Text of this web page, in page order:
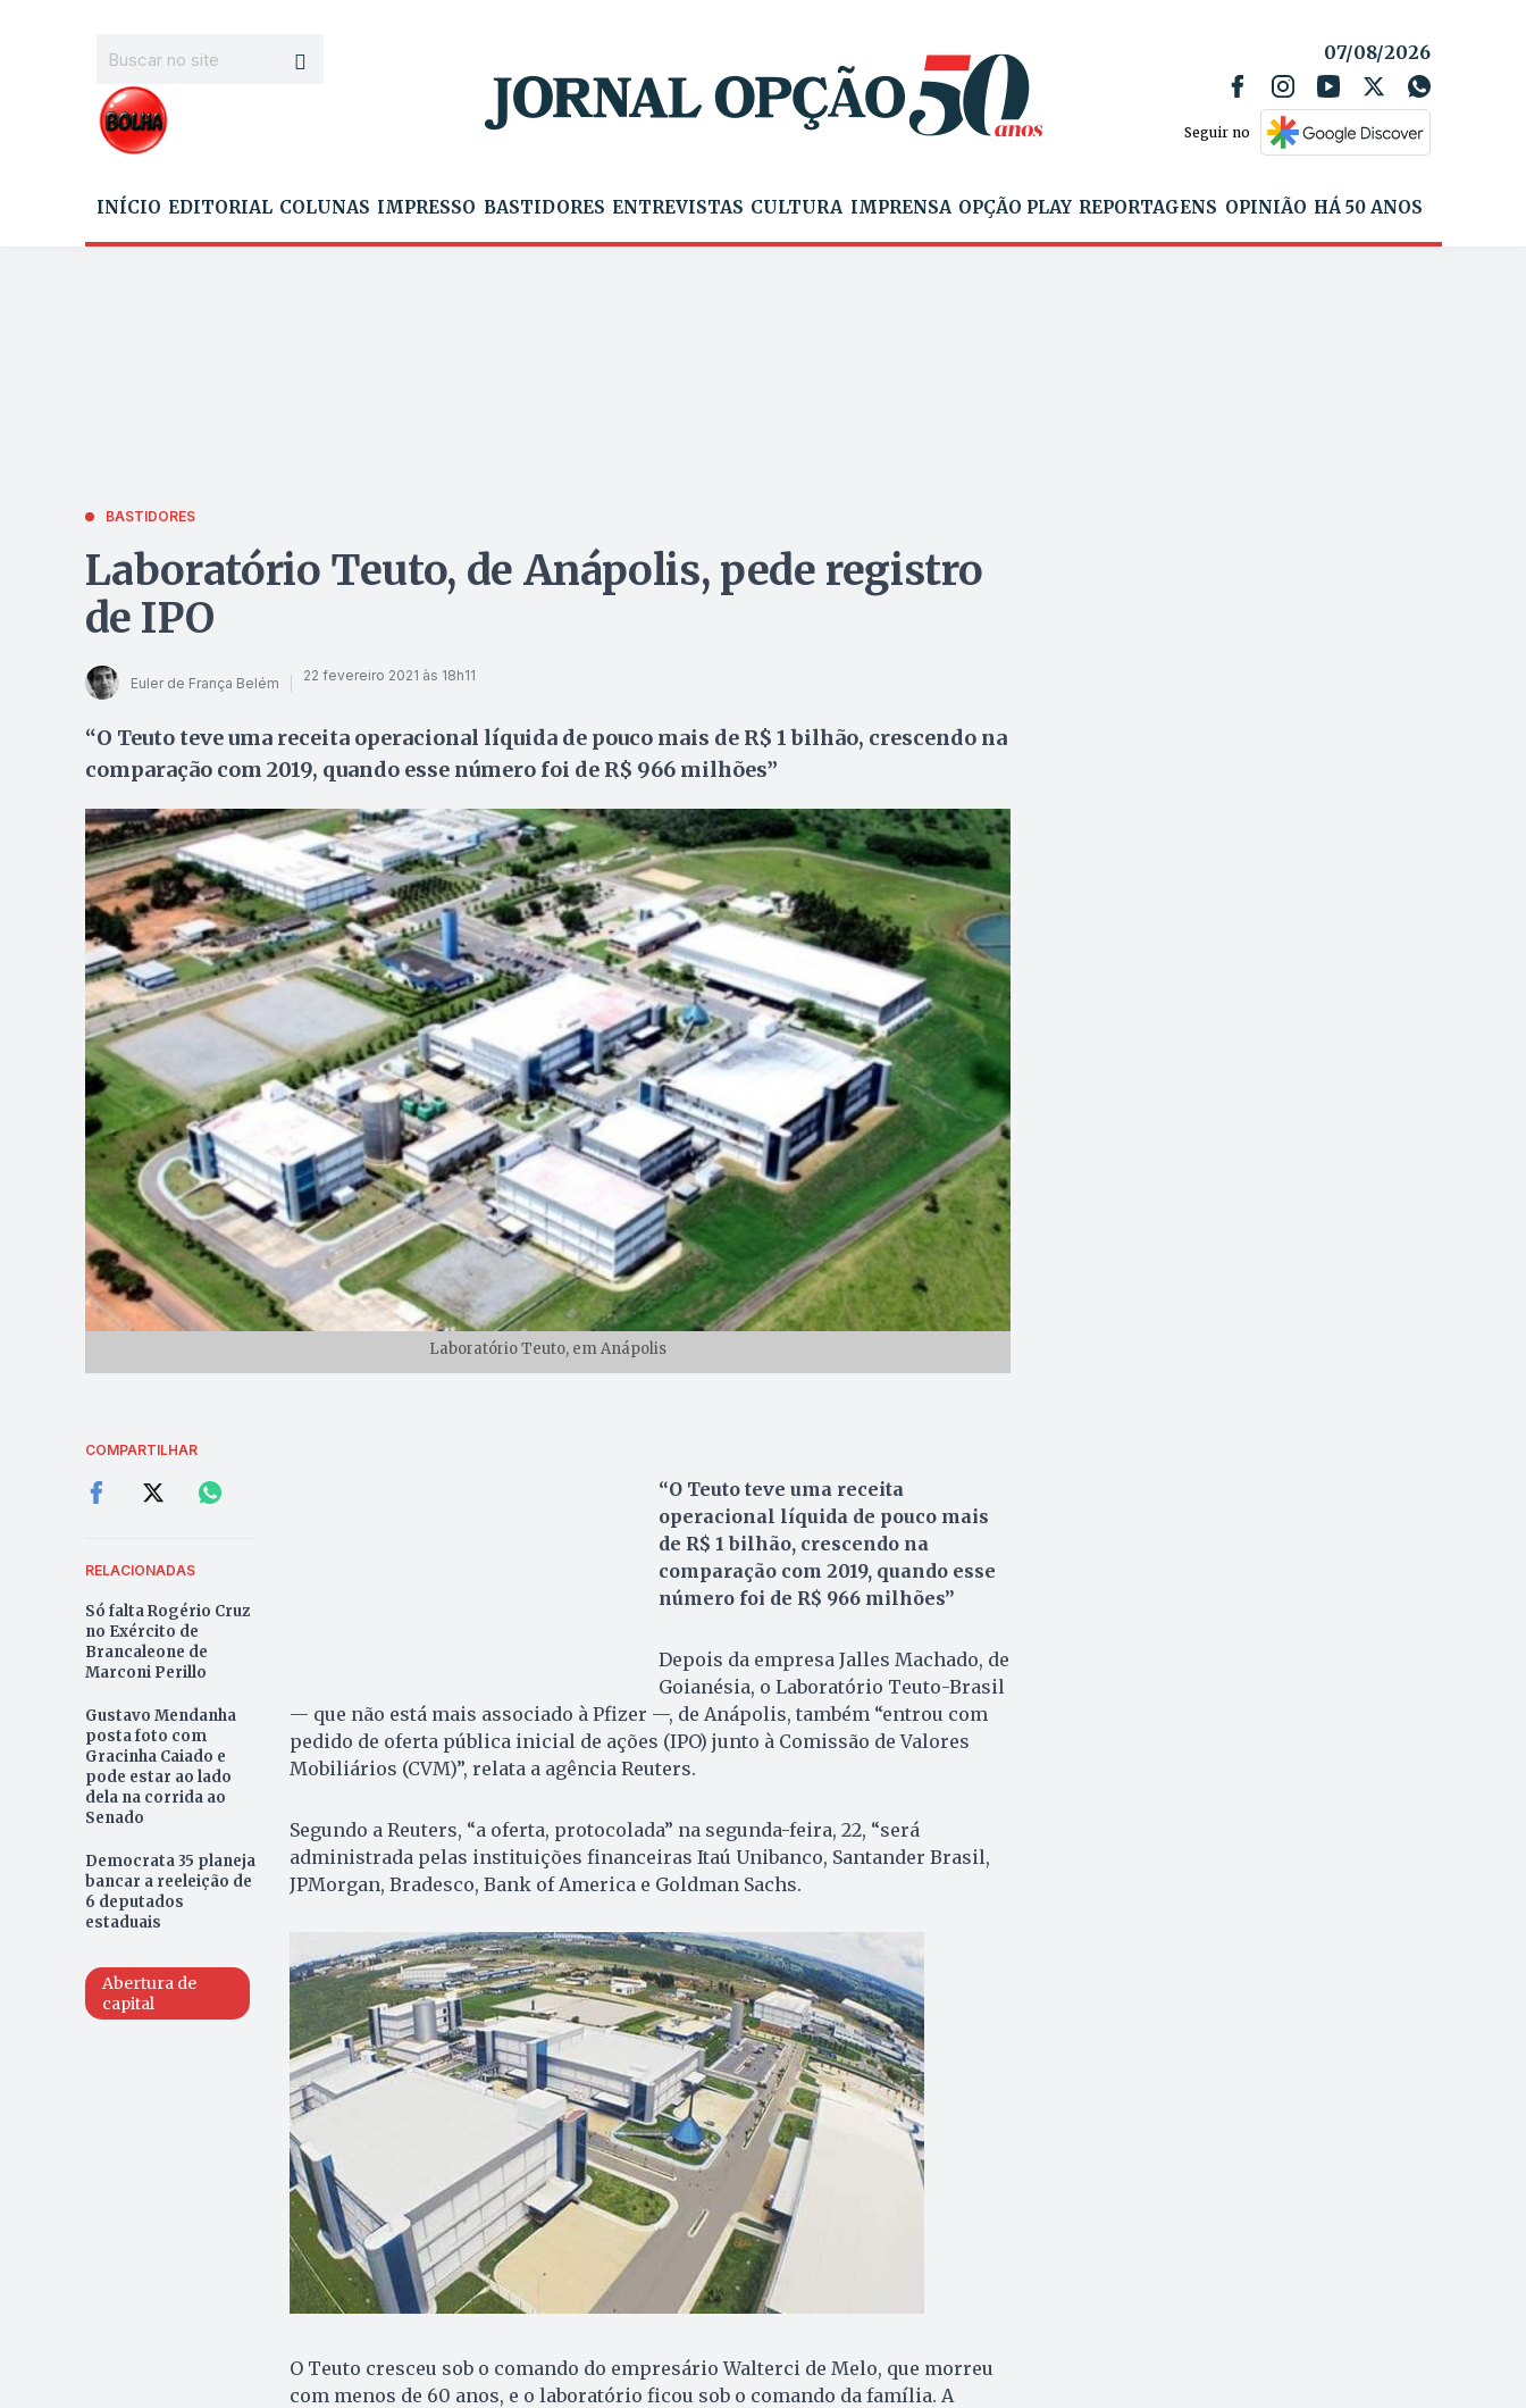
07/08/2026
Seguir no
INÍCIO EDITORIAL COLUNAS IMPRESSO BASTIDORES ENTREVISTAS CULTURA IMPRENSA OPÇÃO PLAY REPORTAGENS OPINIÃO HÁ 50 ANOS
BASTIDORES
Laboratório Teuto, de Anápolis, pede registro
de IPO
Euler de França Belém 22 fevereiro 2021 às 18h11
“O Teuto teve uma receita operacional líquida de pouco mais de R$ 1 bilhão, crescendo na
comparação com 2019, quando esse número foi de R$ 966 milhões”
Laboratório Teuto, em Anápolis
COMPARTILHAR
RELACIONADAS
Só falta Rogério Cruz
no Exército de
Brancaleone de
Marconi Perillo
Gustavo Mendanha
posta foto com
Gracinha Caiado e
pode estar ao lado
dela na corrida ao
Senado
Democrata 35 planeja
bancar a reeleição de
6 deputados
estaduais
Abertura de
capital
“O Teuto teve uma receita
operacional líquida de pouco mais
de R$ 1 bilhão, crescendo na
comparação com 2019, quando esse
número foi de R$ 966 milhões”
Depois da empresa Jalles Machado, de
Goianésia, o Laboratório Teuto-Brasil
— que não está mais associado à Pfizer —, de Anápolis, também “entrou com
pedido de oferta pública inicial de ações (IPO) junto à Comissão de Valores
Mobiliários (CVM)”, relata a agência Reuters.
Segundo a Reuters, “a oferta, protocolada” na segunda-feira, 22, “será
administrada pelas instituições financeiras Itaú Unibanco, Santander Brasil,
JPMorgan, Bradesco, Bank of America e Goldman Sachs.
O Teuto cresceu sob o comando do empresário Walterci de Melo, que morreu
com menos de 60 anos, e o laboratório ficou sob o comando da família. A